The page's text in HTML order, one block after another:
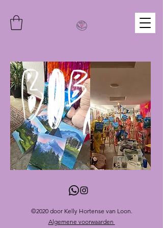
©2020 door Kelly Hortense van Loon.
Algemene voorwaarden